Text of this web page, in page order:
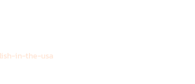
in-the-usa